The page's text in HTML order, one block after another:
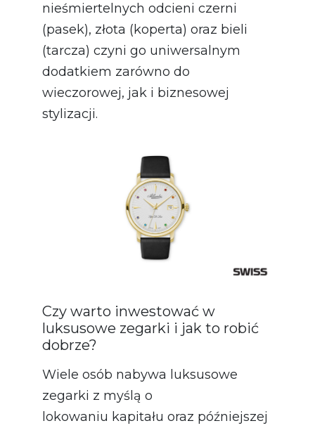
nieśmiertelnych odcieni czerni
(pasek), złota (koperta) oraz bieli
(tarcza) czyni go uniwersalnym
dodatkiem zarówno do
wieczorowej, jak i biznesowej
stylizacji.
Czy warto inwestować w
luksusowe zegarki i jak to robić
dobrze?
Wiele osób nabywa luksusowe
zegarki z myślą o
lokowaniu kapitału oraz późniejszej